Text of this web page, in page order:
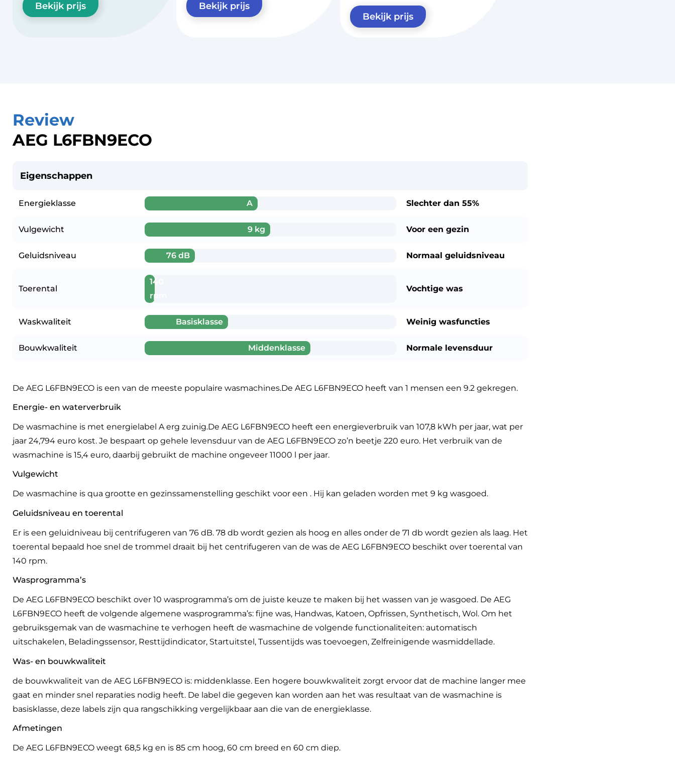
Bekijk prijs Bekijk prijs
Bekijk prijs
Review
AEG L6FBN9ECO
Eigenschappen
Energieklasse A Slechter dan 55%
Vulgewicht 9 kg Voor een gezin
Geluidsniveau 76 dB Normaal geluidsniveau
Toerental
140
rpm
Vochtige was
Waskwaliteit Basisklasse Weinig wasfuncties
Bouwkwaliteit Middenklasse Normale levensduur
De AEG L6FBN9ECO is een van de meeste populaire wasmachines.De AEG L6FBN9ECO heeft van 1 mensen een 9.2 gekregen.
Energie- en waterverbruik
De wasmachine is met energielabel A erg zuinig.De AEG L6FBN9ECO heeft een energieverbruik van 107,8 kWh per jaar, wat per
jaar 24,794 euro kost. Je bespaart op gehele levensduur van de AEG L6FBN9ECO zo’n beetje 220 euro. Het verbruik van de
wasmachine is 15,4 euro, daarbij gebruikt de machine ongeveer 11000 l per jaar.
Vulgewicht
De wasmachine is qua grootte en gezinssamenstelling geschikt voor een . Hij kan geladen worden met 9 kg wasgoed.
Geluidsniveau en toerental
Er is een geluidniveau bij centrifugeren van 76 dB. 78 db wordt gezien als hoog en alles onder de 71 db wordt gezien als laag. Het
toerental bepaald hoe snel de trommel draait bij het centrifugeren van de was de AEG L6FBN9ECO beschikt over toerental van
140 rpm.
Wasprogramma’s
De AEG L6FBN9ECO beschikt over 10 wasprogramma’s om de juiste keuze te maken bij het wassen van je wasgoed. De AEG
L6FBN9ECO heeft de volgende algemene wasprogramma’s: fijne was, Handwas, Katoen, Opfrissen, Synthetisch, Wol. Om het
gebruiksgemak van de wasmachine te verhogen heeft de wasmachine de volgende functionaliteiten: automatisch
uitschakelen, Beladingssensor, Resttijdindicator, Startuitstel, Tussentijds was toevoegen, Zelfreinigende wasmiddellade.
Was- en bouwkwaliteit
de bouwkwaliteit van de AEG L6FBN9ECO is: middenklasse. Een hogere bouwkwaliteit zorgt ervoor dat de machine langer mee
gaat en minder snel reparaties nodig heeft. De label die gegeven kan worden aan het was resultaat van de wasmachine is
basisklasse, deze labels zijn qua rangschikking vergelijkbaar aan die van de energieklasse.
Afmetingen
De AEG L6FBN9ECO weegt 68,5 kg en is 85 cm hoog, 60 cm breed en 60 cm diep.